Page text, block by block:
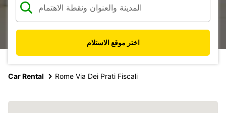
اختر موقع الاستلام
Car Rental Rome Via Dei Prati Fiscali